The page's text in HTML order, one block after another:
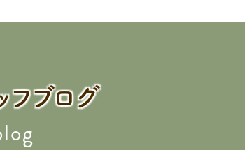
フブログ